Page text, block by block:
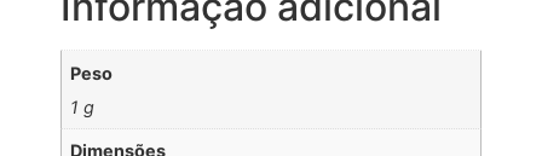
Peso
1 g
Dimensões